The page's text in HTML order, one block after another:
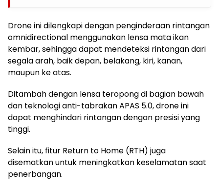
Drone ini dilengkapi dengan penginderaan rintangan
omnidirectional menggunakan lensa mata ikan
kembar, sehingga dapat mendeteksi rintangan dari
segala arah, baik depan, belakang, kiri, kanan,
maupun ke atas.
Ditambah dengan lensa teropong di bagian bawah
dan teknologi anti-tabrakan APAS 5.0, drone ini
dapat menghindari rintangan dengan presisi yang
tinggi.
Selain itu, fitur Return to Home (RTH) juga
disematkan untuk meningkatkan keselamatan saat
penerbangan.